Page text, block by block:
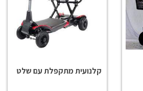
קלנועית מתקפלת עם שלט